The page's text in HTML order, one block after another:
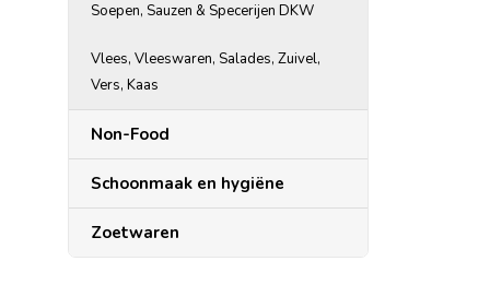
Soepen, Sauzen & Specerijen DKW
Vlees, Vleeswaren, Salades, Zuivel,
Vers, Kaas
Non-Food
Schoonmaak en hygiëne
Zoetwaren